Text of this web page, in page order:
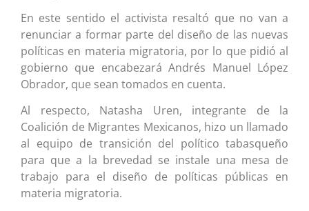
En este sentido el activista resaltó que no van a
renunciar a formar parte del diseño de las nuevas
políticas en materia migratoria, por lo que pidió al
gobierno que encabezará Andrés Manuel López
Obrador, que sean tomados en cuenta.
Al respecto, Natasha Uren, integrante de la
Coalición de Migrantes Mexicanos, hizo un llamado
al equipo de transición del político tabasqueño
para que a la brevedad se instale una mesa de
trabajo para el diseño de políticas públicas en
materia migratoria.